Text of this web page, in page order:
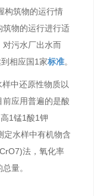
构筑物的运行情
筑物的运行进行适
对污水厂出水而
相应国1家标准。
中还原性物质以
应用普遍的是酸
1锰1酸1钾
定水样中有机物含
法，氧化率
量。